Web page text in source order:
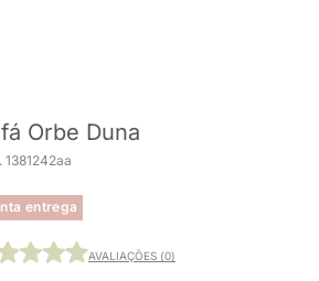
Orbe Duna
1381242aa
entrega
AVALIAÇÕES (0)